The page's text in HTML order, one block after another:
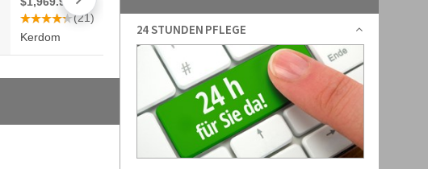
24 STUNDEN PFLEGE